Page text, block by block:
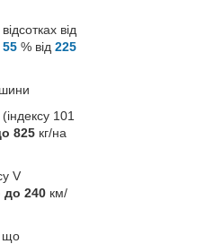
від
55 % від 225
101
825 кг/на
V
до 240 км/
що